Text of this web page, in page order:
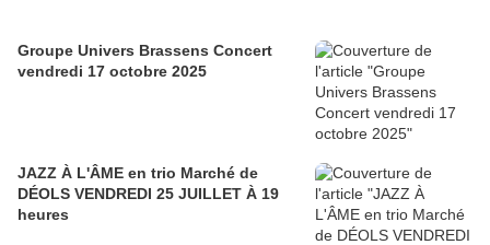
Groupe Univers Brassens Concert
vendredi 17 octobre 2025
JAZZ À L'ÂME en trio Marché de
DÉOLS VENDREDI 25 JUILLET À 19
heures